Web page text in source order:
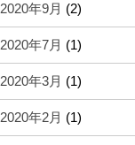
2020年9月 (2)
2020年7月 (1)
2020年3月 (1)
2020年2月 (1)